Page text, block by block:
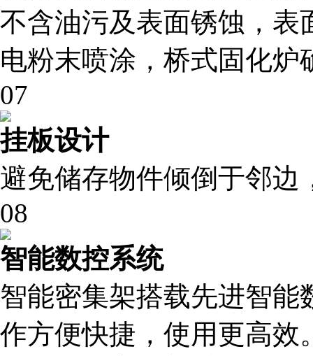
不含油污及表面锈蚀，表
电粉末喷涂，桥式固化炉
07
挂板设计
避免储存物件倾倒于邻边
08
智能数控系统
智能密集架搭载先进智能
作方便快捷，使用更高效